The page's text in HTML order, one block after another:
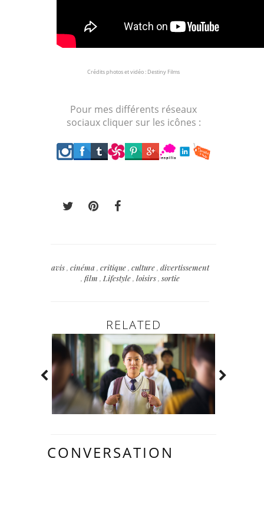
Crédits photos et vidéo : Destiny Films
Pour mes différents réseaux
sociaux cliquer sur les icônes :
avis, cinéma , critique, culture, divertissement
, film , Lifestyle, loisirs, sortie
RELATED
CONVERSATION